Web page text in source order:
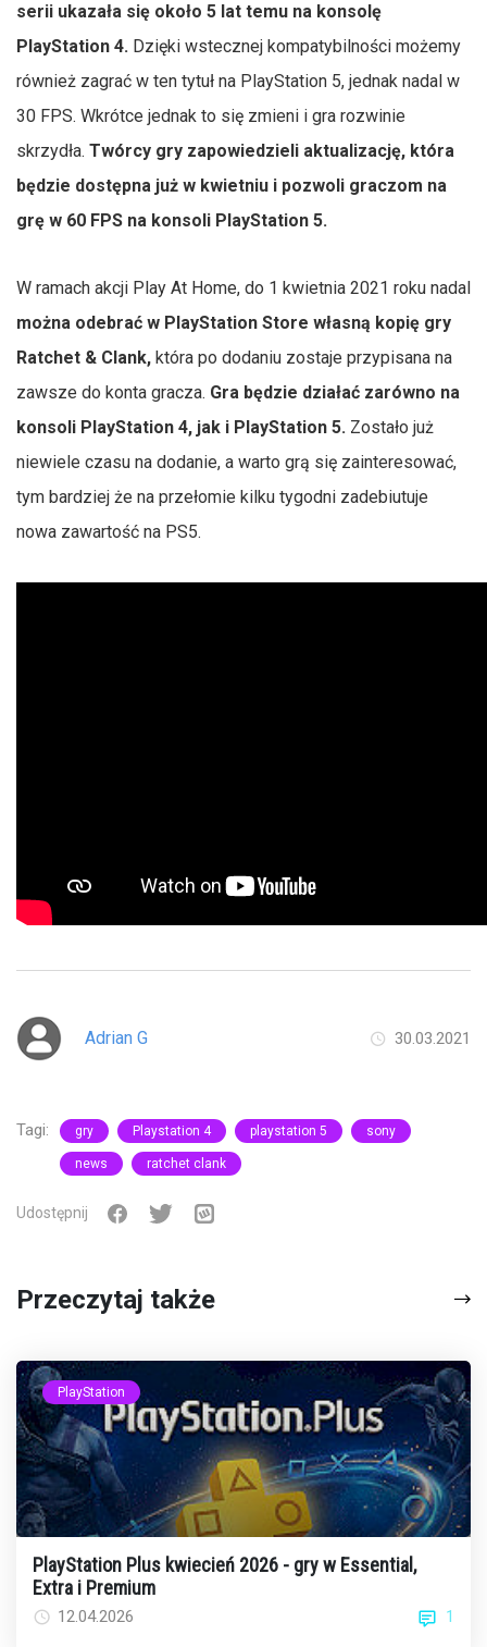
serii ukazała się około 5 lat temu na konsolę
PlayStation 4. Dzięki wstecznej kompatybilności możemy
również zagrać w ten tytuł na PlayStation 5, jednak nadal w
30 FPS. Wkrótce jednak to się zmieni i gra rozwinie
skrzydła. Twórcy gry zapowiedzieli aktualizację, która
będzie dostępna już w kwietniu i pozwoli graczom na
grę w 60 FPS na konsoli PlayStation 5.
W ramach akcji Play At Home, do 1 kwietnia 2021 roku nadal
można odebrać w PlayStation Store własną kopię gry
Ratchet & Clank, która po dodaniu zostaje przypisana na
zawsze do konta gracza. Gra będzie działać zarówno na
konsoli PlayStation 4, jak i PlayStation 5. Zostało już
niewiele czasu na dodanie, a warto grą się zainteresować,
tym bardziej że na przełomie kilku tygodni zadebiutuje
nowa zawartość na PS5.
Adrian G 30.03.2021
Tagi: gry Playstation 4 playstation 5 sony
news ratchet clank
Udostępnij
Przeczytaj także
PlayStation
PlayStation Plus kwiecień 2026 - gry w Essential,
Extra i Premium
12.04.2026 1